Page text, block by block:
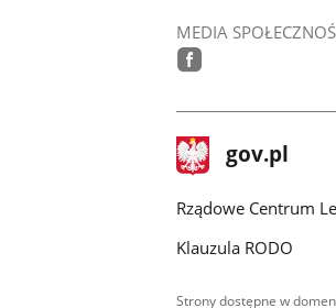
MEDIA
stopka
gov.pl Strona
gov.pl
Rządowe Centrum
Klauzula RODO
Strony dostępne w